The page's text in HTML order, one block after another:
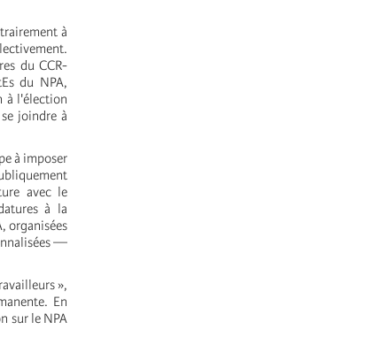
à
du CCR-
du NPA,
à l'élection
joindre à
à imposer
avec le
à la
organisées
—
»,
En
sur le NPA